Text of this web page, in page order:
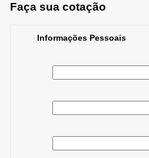
Faça sua cotação
Informações Pessoais